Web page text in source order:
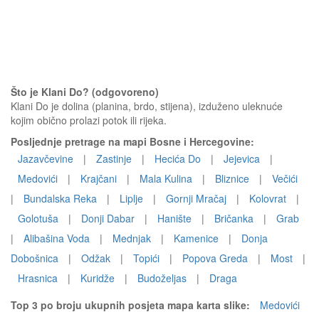
Što je Klani Do? (odgovoreno)
Klani Do je dolina (planina, brdo, stijena), izduženo uleknuće
kojim obično prolazi potok ili rijeka.
Posljednje pretrage na mapi Bosne i Hercegovine:
Jazavčevine
| Zastinje | Hecića Do | Jejevica
|
Medovići
| Krajčani | Mala Kulina | Bliznice |
Večići
|
Bundalska Reka | Liplje | Gornji Mračaj | Kolovrat
|
Golotuša
| Donji Dabar | Hanište | Bričanka |
Grab
|
Alibašina Voda | Mednjak | Kamenice |
Donja
Dobošnica
| Odžak | Topići | Popova Greda | Most
|
Hrasnica
| Kuridže | Budoželjas |
Draga
Top 3 po broju ukupnih posjeta mapa karta slike:
Medovići